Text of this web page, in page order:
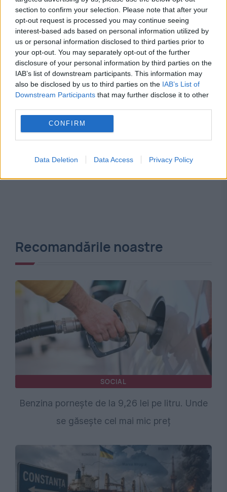
section to confirm your selection. Please note that after your
opt-out request is processed you may continue seeing
interest-based ads based on personal information utilized by
us or personal information disclosed to third parties prior to
your opt-out. You may separately opt-out of the further
disclosure of your personal information by third parties on the
IAB’s list of downstream participants. This information may
also be disclosed by us to third parties on the IAB’s List of
Downstream Participants that may further disclose it to other
CONFIRM
Data Deletion Data Access Privacy Policy
aur BNR pret
Recomandările noastre
SOCIAL
Benzina pornește de la 9,26 lei pe litru. Unde
se găsește cel mai mic preț